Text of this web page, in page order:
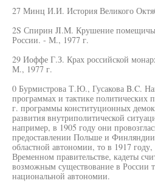
27 Минц И.И. История Великого
2S Спирин JI.M. Крушение
России. - М., 1977 г.
29 Иоффе Г.З. Крах российской
М., 1977 г.
0 Бурмистрова Т.Ю., Гусакова B.C.
программах и тактике
г. программы конституционных
развития внутриполитической
например, в 1905 году они
предоставлении Польше и
областной автономии, то в 1917
Временном правительстве, кадеты
возможным существование в России
национальной автономии.